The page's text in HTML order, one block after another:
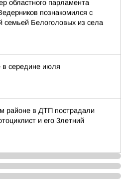
областного парламента
познакомился с
семьей Белоголовых из села
середине июля
районе в ДТП пострадали
и его 3летний